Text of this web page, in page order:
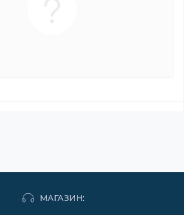
МАГАЗИН: